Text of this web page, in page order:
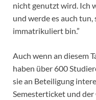
nicht genutzt wird. Ich
und werde es auch
immatrikuliert bin.”
Auch wenn an diesem
haben über 600
sie an Beteiligung
Semesterticket und